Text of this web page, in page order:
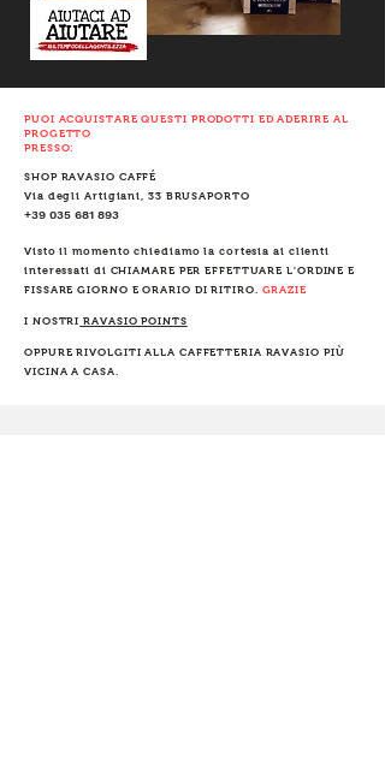
PUOI ACQUISTARE QUESTI PRODOTTI ED ADERIRE AL
PROGETTO
PRESSO:
SHOP RAVASIO CAFFÉ
Via degli Artigiani, 33 BRUSAPORTO
+39 035 681 893
Visto il momento chiediamo la cortesia ai clienti
interessati di CHIAMARE PER EFFETTUARE L'ORDINE E
FISSARE GIORNO E ORARIO DI RITIRO. GRAZIE
I NOSTRI RAVASIO POINTS
OPPURE RIVOLGITI ALLA CAFFETTERIA RAVASIO PIÙ
VICINA A CASA.